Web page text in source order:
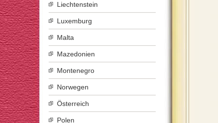
Liechtenstein
Luxemburg
Malta
Mazedonien
Montenegro
Norwegen
Österreich
Polen